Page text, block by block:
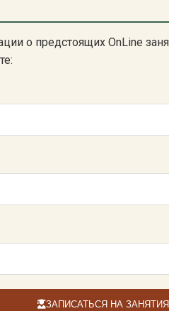
о предстоящих OnLine
ЗАПИСАТЬСЯ НА ЗАНЯТИЯ